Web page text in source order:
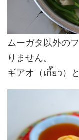
ムーガタ以外の
りません。
ギアオ（เกี๊ยว）